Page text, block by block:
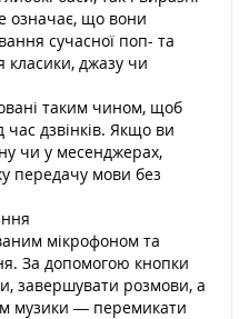
означає, що вони
сучасної поп- та
класики, джазу чи
таким чином, щоб
час дзвінків. Якщо ви
чи у месенджерах,
передачу мови без
мікрофоном та
За допомогою кнопки
завершувати розмови, а
музики — перемикати